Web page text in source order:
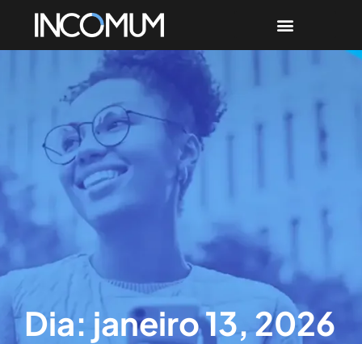
Dia: janeiro 13, 2026